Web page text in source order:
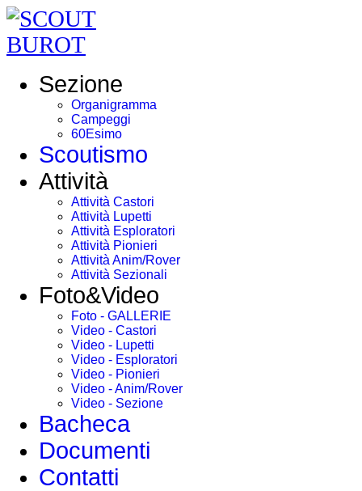
Sezione
Organigramma
Campeggi
60Esimo
Scoutismo
Attività
Attività Castori
Attività Lupetti
Attività Esploratori
Attività Pionieri
Attività Anim/Rover
Attività Sezionali
Foto&Video
Foto - GALLERIE
Video - Castori
Video - Lupetti
Video - Esploratori
Video - Pionieri
Video - Anim/Rover
Video - Sezione
Bacheca
Documenti
Contatti